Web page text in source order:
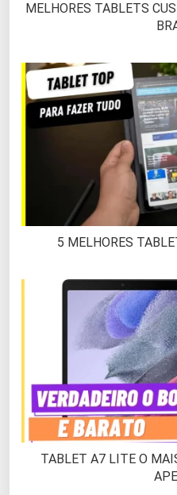
MELHORES TABLETS
5 MELHORES
TABLET A7 LITE O